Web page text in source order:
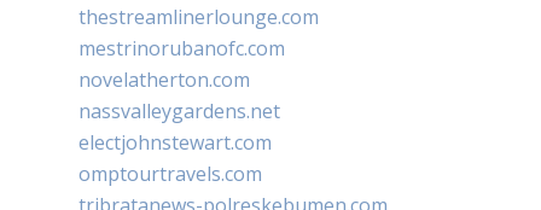
thestreamlinerlounge.com
mestrinorubanofc.com
novelatherton.com
nassvalleygardens.net
electjohnstewart.com
omptourtravels.com